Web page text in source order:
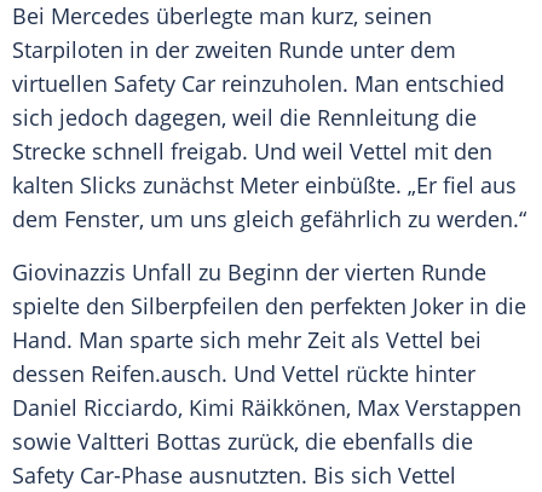
Bei Mercedes überlegte man kurz, seinen
Starpiloten in der zweiten Runde unter dem
virtuellen Safety Car reinzuholen. Man entschied
sich jedoch dagegen, weil die Rennleitung die
Strecke schnell freigab. Und weil Vettel mit den
kalten Slicks zunächst Meter einbüßte. „Er fiel aus
dem Fenster, um uns gleich gefährlich zu werden.“
Giovinazzis Unfall zu Beginn der vierten Runde
spielte den Silberpfeilen den perfekten Joker in die
Hand. Man sparte sich mehr Zeit als Vettel bei
dessen Reifen.ausch. Und Vettel rückte hinter
Daniel Ricciardo, Kimi Räikkönen, Max Verstappen
sowie Valtteri Bottas zurück, die ebenfalls die
Safety Car-Phase ausnutzten. Bis sich Vettel